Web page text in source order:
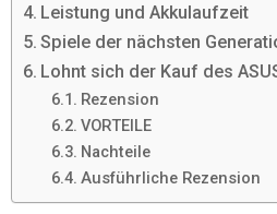
Leistung und Akkulaufzeit
Spiele der nächsten
Lohnt sich der Kauf des
Rezension
VORTEILE
Nachteile
Ausführliche Rezension